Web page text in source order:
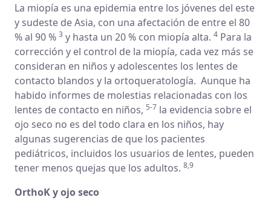
La miopía es una epidemia entre los jóvenes del este
y sudeste de Asia, con una afectación de entre el 80
% al 90 % 3 y hasta un 20 % con miopía alta. 4 Para la
corrección y el control de la miopía, cada vez más se
consideran en niños y adolescentes los lentes de
contacto blandos y la ortoqueratología. Aunque ha
habido informes de molestias relacionadas con los
lentes de contacto en niños, 5-7 la evidencia sobre el
ojo seco no es del todo clara en los niños, hay
algunas sugerencias de que los pacientes
pediátricos, incluidos los usuarios de lentes, pueden
tener menos quejas que los adultos. 8,9
OrthoK y ojo seco